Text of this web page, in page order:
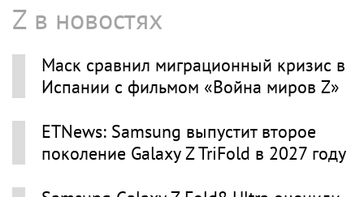
Z в новостях
Маск сравнил миграционный кризис в
Испании с фильмом «Война миров Z»
ETNews: Samsung выпустит второе
поколение Galaxy Z TriFold в 2027 году